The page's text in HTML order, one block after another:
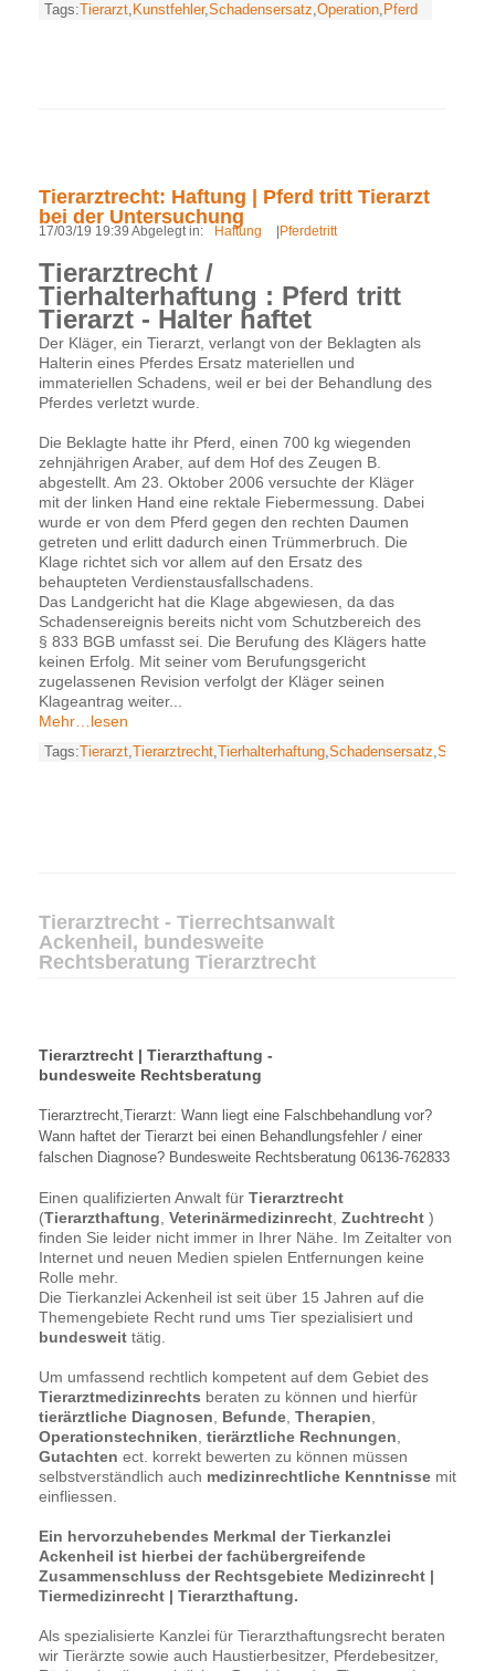
Tags:Tierarzt Kunstfehler, Schadensersatz Operation Pferd
Tierarztrecht: Haftung | Pferd tritt Tierarzt
bei der Untersuchung
17/03/19 19:39 Abgelegt in: Haftung |Pferdetritt
Tierarztrecht /
Tierhalterhaftung : Pferd tritt
Tierarzt - Halter haftet
Der Kläger, ein Tierarzt, verlangt von der Beklagten als
Halterin eines Pferdes Ersatz materiellen und
immateriellen Schadens, weil er bei der Behandlung des
Pferdes verletzt wurde.
Die Beklagte hatte ihr Pferd, einen 700 kg wiegenden
zehnjährigen Araber, auf dem Hof des Zeugen B.
abgestellt. Am 23. Oktober 2006 versuchte der Kläger
mit der linken Hand eine rektale Fiebermessung. Dabei
wurde er von dem Pferd gegen den rechten Daumen
getreten und erlitt dadurch einen Trümmerbruch. Die
Klage richtet sich vor allem auf den Ersatz des
behaupteten Verdienstausfallschadens.
Das Landgericht hat die Klage abgewiesen, da das
Schadensereignis bereits nicht vom Schutzbereich des
§ 833 BGB umfasst sei. Die Berufung des Klägers hatte
keinen Erfolg. Mit seiner vom Berufungsgericht
zugelassenen Revision verfolgt der Kläger seinen
Klageantrag weiter...
Mehr…lesen
Tags:Tierarzt Tierarztrecht Tierhalterhaftung Schadensersatz
Tierarztrecht - Tierrechtsanwalt
Ackenheil, bundesweite
Rechtsberatung Tierarztrecht
Tierarztrecht | Tierarzthaftung -
bundesweite Rechtsberatung
Tierarztrecht,Tierarzt: Wann liegt eine Falschbehandlung vor?
Wann haftet der Tierarzt bei einen Behandlungsfehler / einer
falschen Diagnose? Bundesweite Rechtsberatung 06136-762833
Einen qualifizierten Anwalt für Tierarztrecht
(Tierarzthaftung Veterinärmedizinrecht Zuchtrecht )
finden Sie leider nicht immer in Ihrer Nähe. Im Zeitalter von
Internet und neuen Medien spielen Entfernungen keine
Rolle mehr.
Die Tierkanzlei Ackenheil ist seit über 15 Jahren auf die
Themengebiete Recht rund ums Tier spezialisiert und
bundesweit tätig.
Um umfassend rechtlich kompetent auf dem Gebiet des
Tierarztmedizinrechts beraten zu können und hierfür
tierärztliche Diagnosen
Befunde Therapien
Operationstechniken tierärztliche Rechnungen
Gutachten ect. korrekt bewerten zu können müssen
selbstverständlich auch medizinrechtliche Kenntnisse mit
einfliessen.
Ein hervorzuhebendes Merkmal der Tierkanzlei
Ackenheil ist hierbei der fachübergreifende
Zusammenschluss der Rechtsgebiete Medizinrecht |
Tiermedizinrecht | Tierarzthaftung.
Als spezialisierte Kanzlei für Tierarzthaftungsrecht beraten
wir Tierärzte sowie auch Haustierbesitzer, Pferdebesitzer,